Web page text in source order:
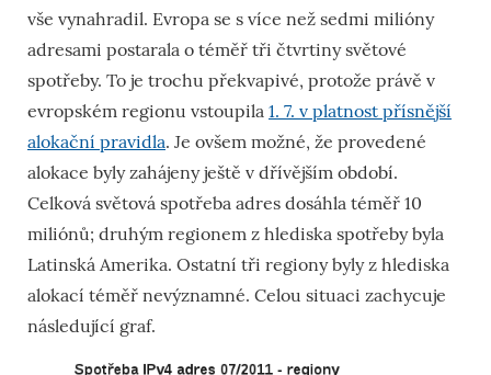
vše vynahradil. Evropa se s více než sedmi milióny
adresami postarala o téměř tři čtvrtiny světové
spotřeby. To je trochu překvapivé, protože právě v
evropském regionu vstoupila 1. 7. v platnost přísnější
alokační pravidla. Je ovšem možné, že provedené
alokace byly zahájeny ještě v dřívějším období.
Celková světová spotřeba adres dosáhla téměř 10
miliónů; druhým regionem z hlediska spotřeby byla
Latinská Amerika. Ostatní tři regiony byly z hlediska
alokací téměř nevýznamné. Celou situaci zachycuje
následující graf.